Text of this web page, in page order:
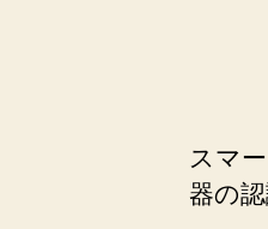
スマ
器の